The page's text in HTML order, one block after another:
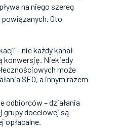
na niego szereg
Oto
– nie każdy kanał
konwersję. Niekiedy
może
SEO, a innym razem
odbiorców – działania
grupy docelowej są
opłacalne.